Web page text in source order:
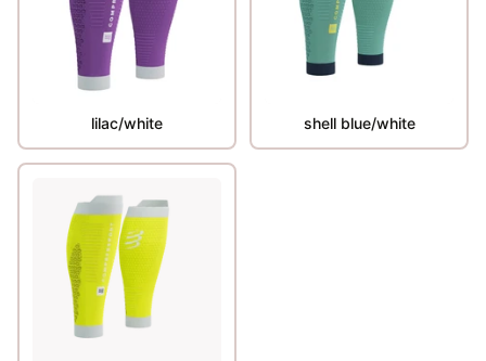
lilac/white shell blue/white